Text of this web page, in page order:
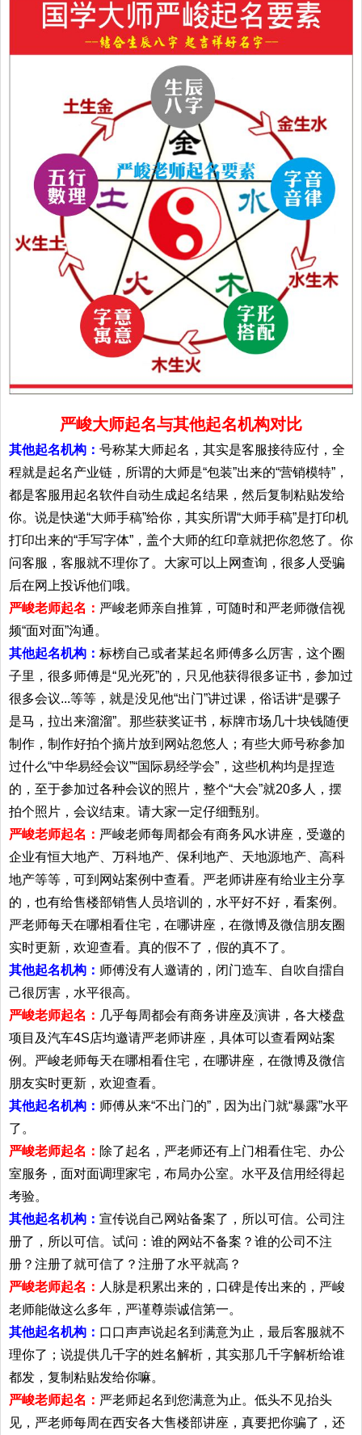
严峻大师起名与其他起名机构对比
其他起名机构： 号称某大师起名，其实是客服接待应付，全
程就是起名产业链，所谓的大师是“包装”出来的“营销模特”，
都是客服用起名软件自动生成起名结果，然后复制粘贴发给
你。说是快递“大师手稿”给你，其实所谓“大师手稿”是打印机
打印出来的“手写字体”，盖个大师的红印章就把你忽悠了。你
问客服，客服就不理你了。大家可以上网查询，很多人受骗
后在网上投诉他们哦。
严峻老师起名： 严峻老师亲自推算，可随时和严老师微信视
频“面对面”沟通。
其他起名机构： 标榜自己或者某起名师傅多么厉害，这个圈
子里，很多师傅是“见光死”的，只见他获得很多证书，参加过
很多会议...等等，就是没见他“出门”讲过课，俗话讲“是骡子
是马，拉出来溜溜”。那些获奖证书，标牌市场几十块钱随便
制作，制作好拍个摘片放到网站忽悠人；有些大师号称参加
过什么“中华易经会议”“国际易经学会”，这些机构均是捏造
的，至于参加过各种会议的照片，整个“大会”就20多人，摆
拍个照片，会议结束。请大家一定仔细甄别。
严峻老师起名： 严峻老师每周都会有商务风水讲座，受邀的
企业有恒大地产、万科地产、保利地产、天地源地产、高科
地产等等，可到网站案例中查看。严老师讲座有给业主分享
的，也有给售楼部销售人员培训的，水平好不好，看案例。
严老师每天在哪相看住宅，在哪讲座，在微博及微信朋友圈
实时更新，欢迎查看。真的假不了，假的真不了。
其他起名机构： 师傅没有人邀请的，闭门造车、自吹自擂自
己很厉害，水平很高。
严峻老师起名： 几乎每周都会有商务讲座及演讲，各大楼盘
项目及汽车4S店均邀请严老师讲座，具体可以查看网站案
例。严峻老师每天在哪相看住宅，在哪讲座，在微博及微信
朋友实时更新，欢迎查看。
其他起名机构： 师傅从来“不出门的”，因为出门就“暴露”水平
了。
严峻老师起名： 除了起名，严老师还有上门相看住宅、办公
室服务，面对面调理家宅，布局办公室。水平及信用经得起
考验。
其他起名机构： 宣传说自己网站备案了，所以可信。公司注
册了，所以可信。试问：谁的网站不备案？谁的公司不注
册？注册了就可信了？注册了水平就高？
严峻老师起名： 人脉是积累出来的，口碑是传出来的，严峻
老师能做这么多年，严谨尊崇诚信第一。
其他起名机构： 口口声声说起名到满意为止，最后客服就不
理你了；说提供几千字的姓名解析，其实那几千字解析给谁
都发，复制粘贴发给你嘛。
严峻老师起名： 严老师起名到您满意为止。低头不见抬头
见，严老师每周在西安各大售楼部讲座，真要把你骗了，还